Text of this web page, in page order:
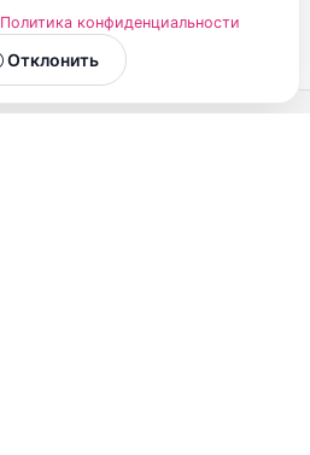
Политика конфиденциальности
Отклонить